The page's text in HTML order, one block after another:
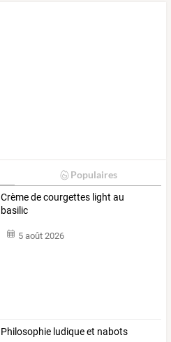
Populaires
Crème de courgettes light au
basilic
5 août 2026
Philosophie ludique et nabots